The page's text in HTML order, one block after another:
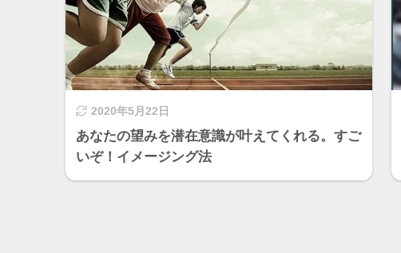
2020年5月22日
あなたの望みを潜在意識が叶えてくれる。すご
いぞ！イメージング法